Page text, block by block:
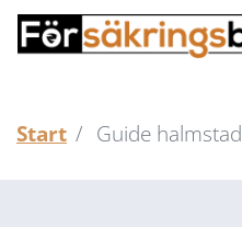
Start Guide halmstad